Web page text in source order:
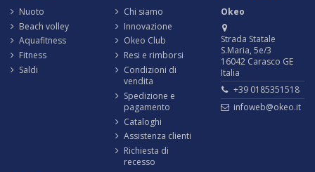
Nuoto
Beach volley
Aquafitness
Fitness
Saldi
Chi siamo
Innovazione
Okeo Club
Resi e rimborsi
Condizioni di
vendita
Spedizione e
pagamento
Cataloghi
Assistenza clienti
Richiesta di
recesso
Okeo
Strada Statale
S.Maria, 5e/3
16042 Carasco GE
Italia
+39 0185351518
infoweb@okeo.it